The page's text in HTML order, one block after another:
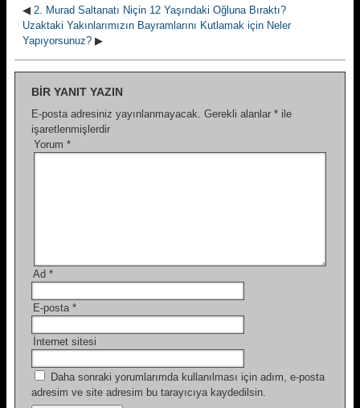
◀ 2. Murad Saltanatı Niçin 12 Yaşındaki Oğluna Bıraktı?
Uzaktaki Yakınlarımızın Bayramlarını Kutlamak için Neler
Yapıyorsunuz? ▶
BIR YANIT YAZIN
E-posta adresiniz yayınlanmayacak. Gerekli alanlar * ile
işaretlenmişlerdir
Yorum *
Ad *
E-posta *
İnternet sitesi
Daha sonraki yorumlarımda kullanılması için adım, e-posta
adresim ve site adresim bu tarayıcıya kaydedilsin.